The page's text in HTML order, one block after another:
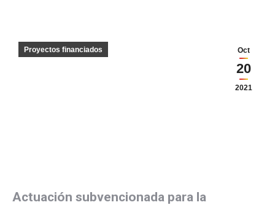
Oct
20
2021
Proyectos financiados
Actuación subvencionada para la